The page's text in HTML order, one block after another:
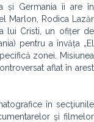
și Germania îi are în
Marlon, Rodica Lazăr
lui Cristi, un ofițer de
pentru a învăța „El
zonei. Misiunea
aflat în arest
în secţiunile
şi filmelor